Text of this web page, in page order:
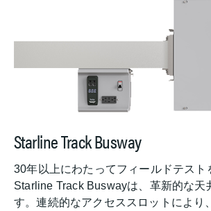
Starline Track Busway
30年以上にわたってフィールドテスト
Starline Track Buswayは、革新的な天
す。連続的なアクセススロットにより